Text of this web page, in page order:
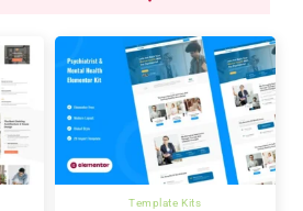
Template Kits